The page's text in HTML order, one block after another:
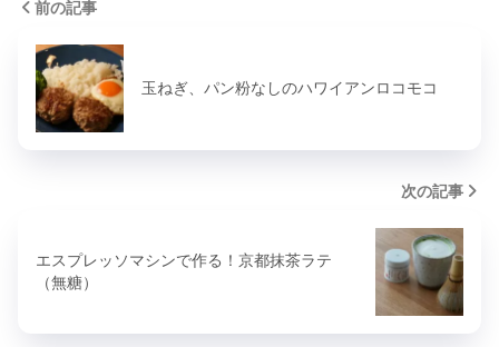
前の記事
玉ねぎ、パン粉なしのハワイアンロコモコ
次の記事
エスプレッソマシンで作る！京都抹茶ラテ
（無糖）